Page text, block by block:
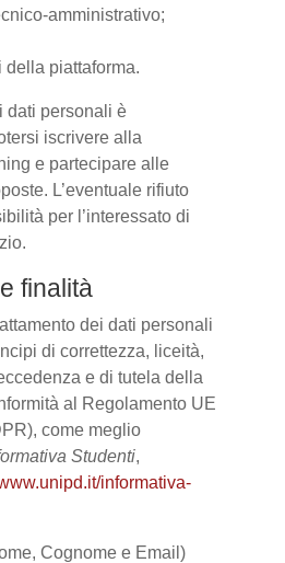
amministrativo;
della piattaforma.
dati personali è
iscrivere alla
e partecipare alle
L’eventuale rifiuto
per l’interessato di
finalità
dei dati personali
di correttezza, liceità,
e di tutela della
al Regolamento UE
come meglio
Studenti,
informativa-
Cognome e Email)